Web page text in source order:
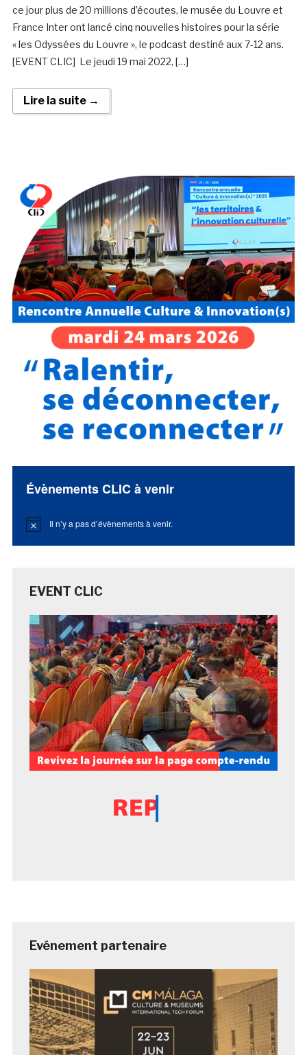
ce jour plus de 20 millions d’écoutes, le musée du Louvre et
France Inter ont lancé cinq nouvelles histoires pour la série
« les Odyssées du Louvre », le podcast destiné aux 7-12 ans.
[EVENT CLIC] Le jeudi 19 mai 2022, […]
Lire la suite →
Évènements CLIC à venir
Notice Il n’y a pas d’évènements à venir.
EVENT CLIC
Evénement partenaire